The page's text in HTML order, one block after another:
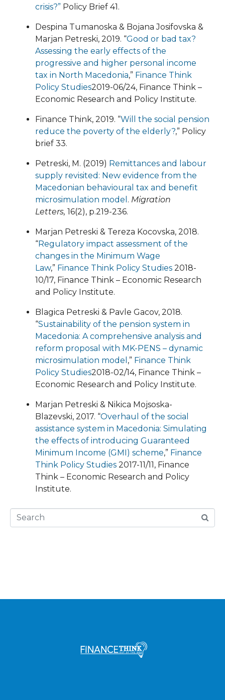
crisis?” Policy Brief 41.
Despina Tumanoska & Bojana Josifovska &
Marjan Petreski, 2019. “Good or bad tax?
Assessing the early effects of the
progressive and higher personal income
tax in North Macedonia,” Finance Think
Policy Studies2019-06/24, Finance Think –
Economic Research and Policy Institute.
Finance Think, 2019. “Will the social pension
reduce the poverty of the elderly?,” Policy
brief 33.
Petreski, M. (2019) Remittances and labour
supply revisited: New evidence from the
Macedonian behavioural tax and benefit
microsimulation model . Migration
Letters, 16(2), p.219-236.
Marjan Petreski & Tereza Kocovska, 2018.
“Regulatory impact assessment of the
changes in the Minimum Wage
Law,” Finance Think Policy Studies 2018-
10/17, Finance Think – Economic Research
and Policy Institute.
Blagica Petreski & Pavle Gacov, 2018.
“Sustainability of the pension system in
Macedonia: A comprehensive analysis and
reform proposal with MK-PENS – dynamic
microsimulation model ,” Finance Think
Policy Studies2018-02/14, Finance Think –
Economic Research and Policy Institute.
Marjan Petreski & Nikica Mojsoska-
Blazevski, 2017. “Overhaul of the social
assistance system in Macedonia: Simulating
the effects of introducing Guaranteed
Minimum Income (GMI) scheme,” Finance
Think Policy Studies 2017-11/11, Finance
Think – Economic Research and Policy
Institute.